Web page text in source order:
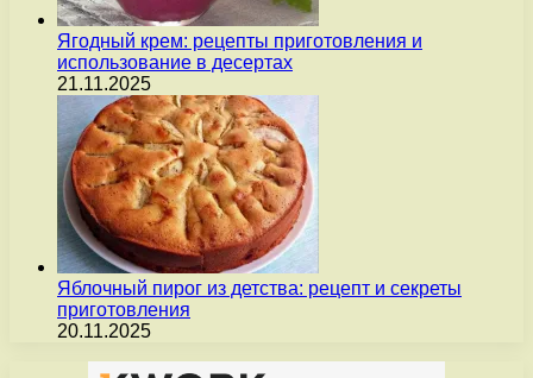
Ягодный крем: рецепты приготовления и
использование в десертах
21.11.2025
Яблочный пирог из детства: рецепт и секреты
приготовления
20.11.2025